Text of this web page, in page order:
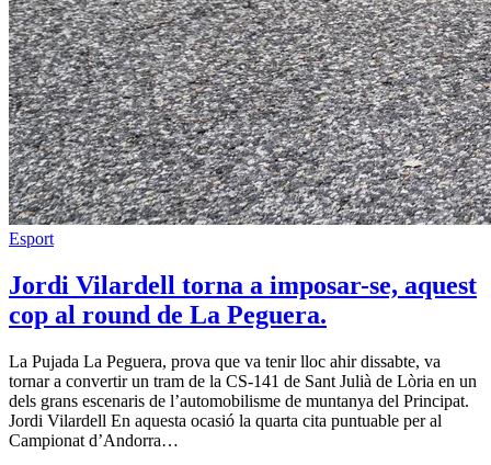
Esport
Jordi Vilardell torna a imposar-se, aquest
cop al round de La Peguera.
La Pujada La Peguera, prova que va tenir lloc ahir dissabte, va
tornar a convertir un tram de la CS-141 de Sant Julià de Lòria en un
dels grans escenaris de l’automobilisme de muntanya del Principat.
Jordi Vilardell En aquesta ocasió la quarta cita puntuable per al
Campionat d’Andorra…